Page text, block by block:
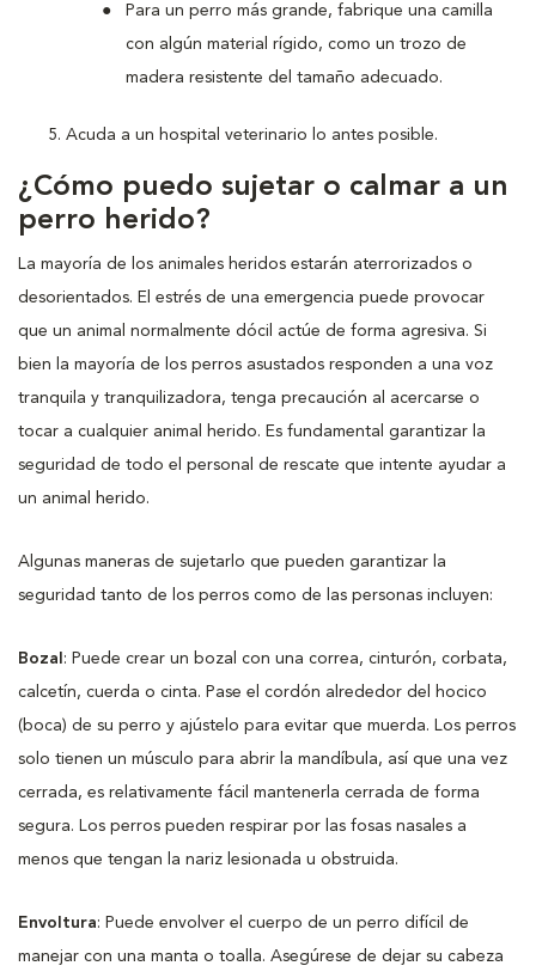
Para un perro más grande, fabrique una camilla
con algún material rígido, como un trozo de
madera resistente del tamaño adecuado.
Acuda a un hospital veterinario lo antes posible.
¿Cómo puedo sujetar o calmar a un
perro herido?
La mayoría de los animales heridos estarán aterrorizados o
desorientados. El estrés de una emergencia puede provocar
que un animal normalmente dócil actúe de forma agresiva. Si
bien la mayoría de los perros asustados responden a una voz
tranquila y tranquilizadora, tenga precaución al acercarse o
tocar a cualquier animal herido. Es fundamental garantizar la
seguridad de todo el personal de rescate que intente ayudar a
un animal herido.
Algunas maneras de sujetarlo que pueden garantizar la
seguridad tanto de los perros como de las personas incluyen:
Bozal : Puede crear un bozal con una correa, cinturón, corbata,
calcetín, cuerda o cinta. Pase el cordón alrededor del hocico
(boca) de su perro y ajústelo para evitar que muerda. Los perros
solo tienen un músculo para abrir la mandíbula, así que una vez
cerrada, es relativamente fácil mantenerla cerrada de forma
segura. Los perros pueden respirar por las fosas nasales a
menos que tengan la nariz lesionada u obstruida.
Envoltura: Puede envolver el cuerpo de un perro difícil de
manejar con una manta o toalla. Asegúrese de dejar su cabeza